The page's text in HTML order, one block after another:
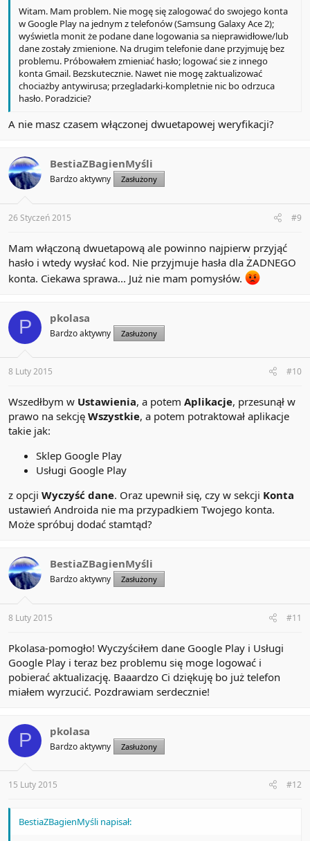
Witam. Mam problem. Nie mogę się zalogować do swojego konta
w Google Play na jednym z telefonów (Samsung Galaxy Ace 2);
wyświetla monit że podane dane logowania sa nieprawidłowe/lub
dane zostały zmienione. Na drugim telefonie dane przyjmuję bez
problemu. Próbowałem zmieniać hasło; logować sie z innego
konta Gmail. Bezskutecznie. Nawet nie mogę zaktualizować
chociażby antywirusa; przegladarki-kompletnie nic bo odrzuca
hasło. Poradzicie?
A nie masz czasem włączonej dwuetapowej weryfikacji?
BestiaZBagienMyśli
Bardzo aktywny Zasłużony
26 Styczeń 2015 #9
Mam włączoną dwuetapową ale powinno najpierw przyjąć
hasło i wtedy wysłać kod. Nie przyjmuje hasła dla ŻADNEGO
konta. Ciekawa sprawa... Już nie mam pomysłów.
P pkolasa
Bardzo aktywny Zasłużony
8 Luty 2015 #10
Wszedłbym w Ustawienia, a potem Aplikacje, przesunął w
prawo na sekcję Wszystkie, a potem potraktował aplikacje
takie jak:
Sklep Google Play
Usługi Google Play
z opcji Wyczyść dane. Oraz upewnił się, czy w sekcji Konta
ustawień Androida nie ma przypadkiem Twojego konta.
Może spróbuj dodać stamtąd?
BestiaZBagienMyśli
Bardzo aktywny Zasłużony
8 Luty 2015 #11
Pkolasa-pomogło! Wyczyściłem dane Google Play i Usługi
Google Play i teraz bez problemu się moge logować i
pobierać aktualizację. Baaardzo Ci dziękuję bo już telefon
miałem wyrzucić. Pozdrawiam serdecznie!
P pkolasa
Bardzo aktywny Zasłużony
15 Luty 2015 #12
BestiaZBagienMyśli napisał: